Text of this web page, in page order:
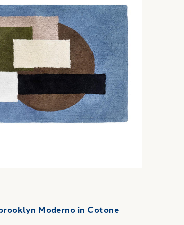
Moderno in Cotone